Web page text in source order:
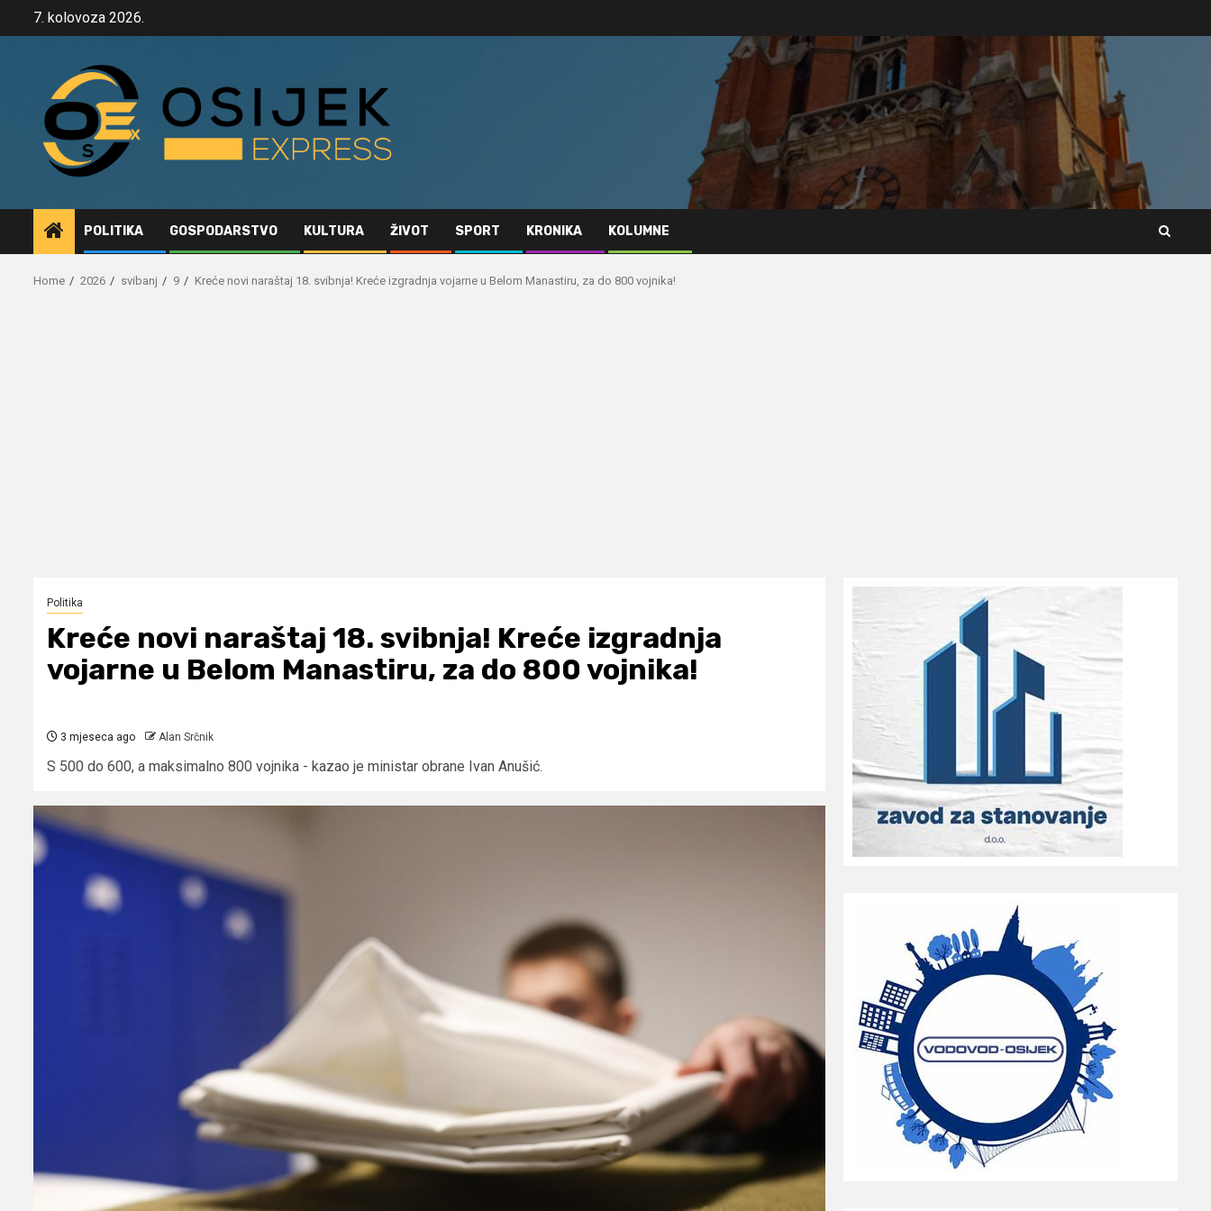
7. kolovoza 2026.
POLITIKA GOSPODARSTVO KULTURA ŽIVOT SPORT KRONIKA KOLUMNE
Home 2026 svibanj 9 Kreće novi naraštaj 18. svibnja! Kreće izgradnja vojarne u Belom Manastiru, za do 800 vojnika!
Politika
Kreće novi naraštaj 18. svibnja! Kreće izgradnja
vojarne u Belom Manastiru, za do 800 vojnika!
3 mjeseca ago Alan Srčnik
S 500 do 600, a maksimalno 800 vojnika - kazao je ministar obrane Ivan Anušić.